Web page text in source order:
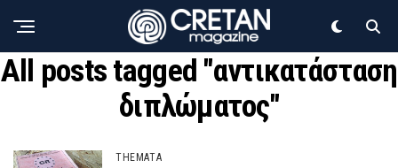
All posts tagged "αντικατάσταση
διπλώματος"
THEMATA